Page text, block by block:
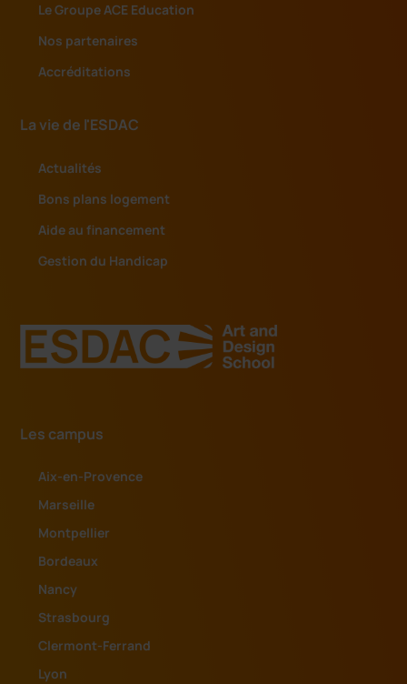
Le Groupe ACE Education
Nos partenaires
Accréditations
La vie de l'ESDAC
Actualités
Bons plans logement
Aide au financement
Gestion du Handicap
Les campus
Aix-en-Provence
Marseille
Montpellier
Bordeaux
Nancy
Strasbourg
Clermont-Ferrand
Lyon